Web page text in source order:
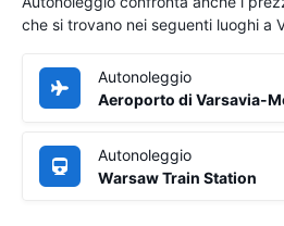
che si trovano nei seguenti luoghi a
Autonoleggio
Aeroporto di Varsavia-
Autonoleggio
Warsaw Train Station